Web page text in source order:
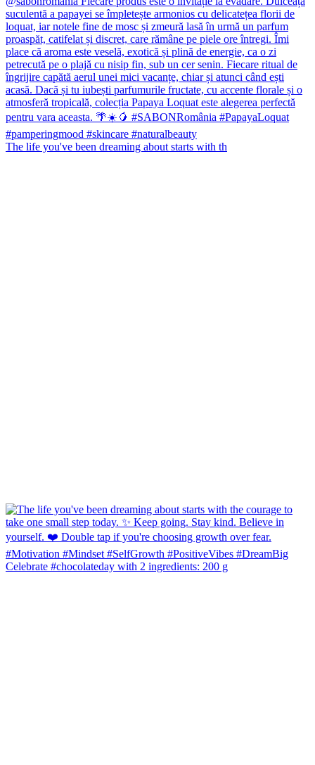
The life you've been dreaming about starts with th
Celebrate #chocolateday with 2 ingredients: 200 g